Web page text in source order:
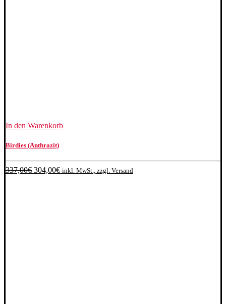
In den Warenkorb
Birdies (Anthrazit)
337,00€ Ursprünglicher
304,00€Aktueller
inkl. MwSt., zzgl. Versand